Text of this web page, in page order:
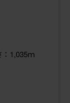
1,035ｍ